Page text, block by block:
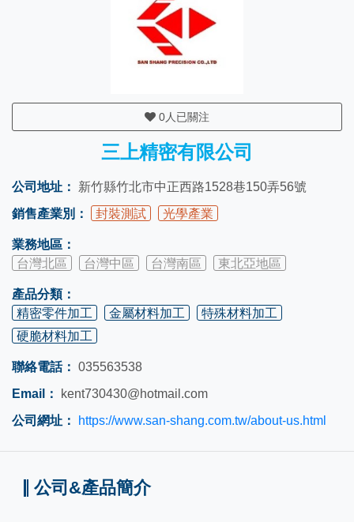
0人已關注
三上精密有限公司
公司地址：
新竹縣竹北市中正西路1528巷150弄56號
銷售產業別：
封裝測試 光學產業
業務地區：
台灣北區
台灣中區 台灣南區 東北亞地區
產品分類：
精密零件加工
金屬材料加工
特殊材料加工
硬脆材料加工
聯絡電話： 035563538
Email：
kent730430@hotmail.com
公司網址：
https://www.san-shang.com.tw/about-us.html
公司&產品簡介